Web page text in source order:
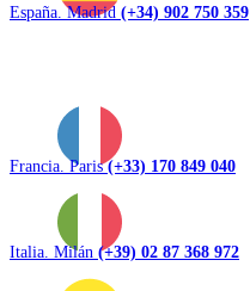
España. Madrid (+34) 902 750 359
Francia. Paris(+33) 170 849 040
Italia. Milán (+39) 02 87 368 972